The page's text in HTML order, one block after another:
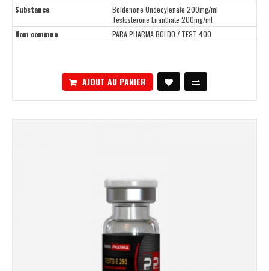
Substance
Boldenone Undecylenate 200mg/ml
Testosterone Enanthate 200mg/ml
Nom commun
PARA PHARMA BOLDO / TEST 400
AJOUT AU PANIER